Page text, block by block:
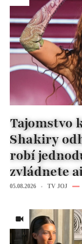
Tajomstvo
Shakiry
robí
zvládnete
05.08.2026 TV JOJ